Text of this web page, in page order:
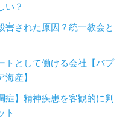
い？
害された原因？統一教会と
トとして働ける会社【パプ
産】
症】精神疾患を客観的に判
ト